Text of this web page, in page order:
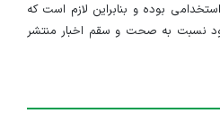
بوده و بنابراین لازم است که
نسبت به صحت و سقم اخبار منتشر